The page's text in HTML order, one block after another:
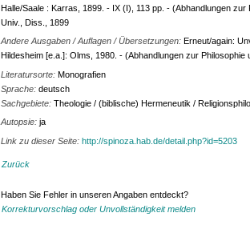
Halle/Saale : Karras, 1899. - IX (I), 113 pp. - (Abhandlungen
Univ., Diss., 1899
Andere Ausgaben / Auflagen / Übersetzungen:Erneut/again:
Hildesheim [e.a.]: Olms, 1980. - (Abhandlungen zur
Literatursorte:Monografien
Sprache:deutsch
Sachgebiete:Theologie / (biblische) Hermeneutik /
Autopsie:ja
Link zu dieser Seite:http://spinoza.hab.de/detail.php?id=5203
Zurück
Haben Sie Fehler in unseren Angaben entdeckt?
Korrekturvorschlag oder Unvollständigkeit melden